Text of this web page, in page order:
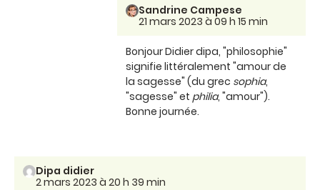
Sandrine Campese
21 mars 2023 à 09 h 15 min
Bonjour Didier dipa, "philosophie"
signifie littéralement "amour de
la sagesse" (du grec sophia,
"sagesse" et philia, "amour").
Bonne journée.
Dipa didier
2 mars 2023 à 20 h 39 min